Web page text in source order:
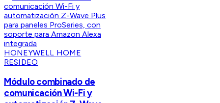
HONEYWELL HOME
RESIDEO
Módulo combinado de
comunicación Wi-Fi y